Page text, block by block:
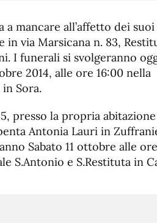
fuente
de
fuente.
mancare all’affetto dei
in via Marsicana n. 83,
I funerali si svolgeranno
2014, alle ore 16:00 nella
Sora.
presso la propria
Antonia Lauri in
Sabato 11 ottobre alle
S.Antonio e S.Restituta in